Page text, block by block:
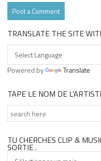
TRANSLATE THE SITE
Powered by Translate
TAPE LE NOM DE
TU CHERCHES CLIP &
SORTIE .